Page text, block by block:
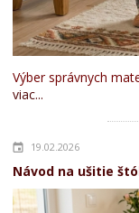
Výber správnych
viac...
19.02.2026
Návod na ušitie